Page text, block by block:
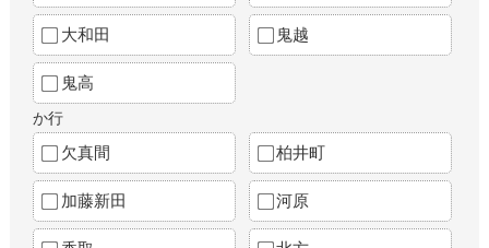
大和田 鬼越
鬼高
か行
欠真間 柏井町
加藤新田 河原